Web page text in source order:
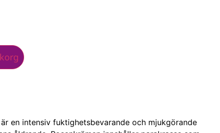
en intensiv fuktighetsbevarande och mjukgörande